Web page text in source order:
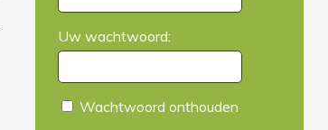
Uw wachtwoord:
Wachtwoord onthouden